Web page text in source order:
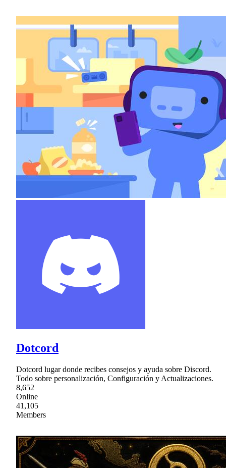
Dotcord
Dotcord lugar donde recibes consejos y ayuda sobre Discord.
Todo sobre personalización, Configuración y Actualizaciones.
8,652
Online
41,105
Members